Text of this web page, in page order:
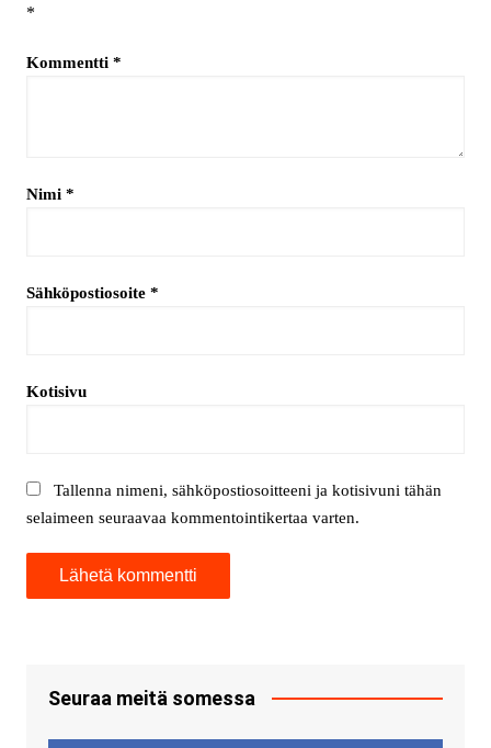
*
Kommentti *
Nimi *
Sähköpostiosoite *
Kotisivu
Tallenna nimeni, sähköpostiosoitteeni ja kotisivuni tähän
selaimeen seuraavaa kommentointikertaa varten.
Seuraa meitä somessa